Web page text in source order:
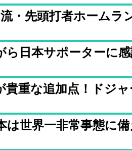
・先頭打者ホームラ
日本サポーターに
重な追加点！ドジ
世界一非常事態に